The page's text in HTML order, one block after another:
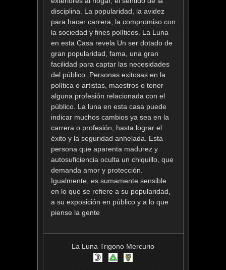
disciplina. La popularidad, la avidez
para hacer carrera, la compromiso con
la sociedad y fines políticos. La Luna
en esta Casa revela Un ser dotado de
gran popularidad, fama, una gran
facilidad para captar las necesidades
del público. Personas exitosas en la
política o artistas, maestros o tener
alguna profesión relacionada con el
público. La luna en esta casa puede
indicar muchos cambios ya sea en la
carrera o profesión, hasta lograr el
éxito y la seguridad anhelada. Esta
persona que aparenta madurez y
autosuficiencia oculta un chiquillo, que
demanda amor y protección.
Igualmente, es sumamente sensible
en lo que se refiere a su popularidad,
a su exposición en público y a lo que
piense la gente
La Luna Trigono Mercurio